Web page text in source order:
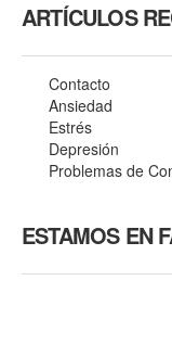
ARTÍCULOS
Contacto
Ansiedad
Estrés
Depresión
Problemas de
ESTAMOS EN